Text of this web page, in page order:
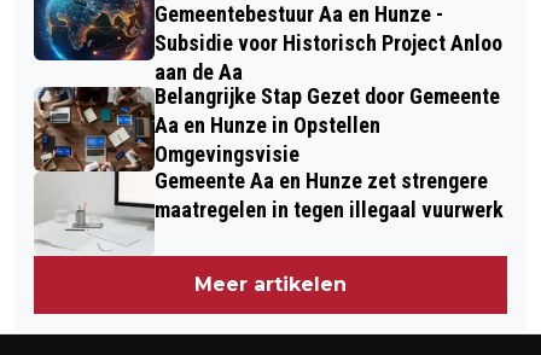
Gemeentebestuur Aa en Hunze -
Subsidie voor Historisch Project Anloo
aan de Aa
Belangrijke Stap Gezet door Gemeente
Aa en Hunze in Opstellen
Omgevingsvisie
Gemeente Aa en Hunze zet strengere
maatregelen in tegen illegaal vuurwerk
Meer artikelen